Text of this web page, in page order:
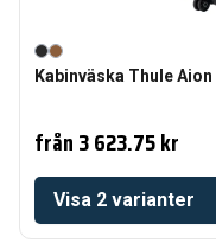
Kabinväska Thule
från3 623.75 kr
Visa 2 varianter